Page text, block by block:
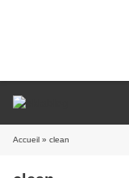
Accueil » clean